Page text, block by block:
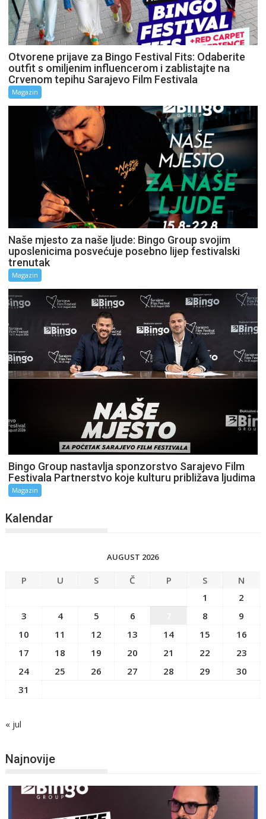
Otvorene prijave za Bingo Festival Fits: Odaberite
outfit s omiljenim influencerom i zablistajte na
Crvenom tepihu Sarajevo Film Festivala
Magazin
Naše mjesto za naše ljude: Bingo Group svojim
uposlenicima posvećuje posebno lijep festivalski
trenutak
Magazin
Bingo Group nastavlja sponzorstvo Sarajevo Film
Festivala Partnerstvo koje kulturu približava ljudima
Magazin
Kalendar
AUGUST 2026
P U S Č P S
N
1
2
3
4 5 6 8
9
10
11 12 13 14 15
16
17
18 19 20 21 22
23
24
25 26 27 28 29
30
31
« jul
Najnovije